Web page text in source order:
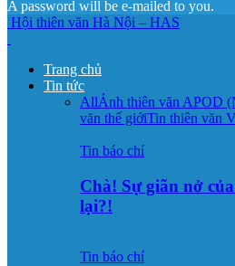
A password will be e-mailed to you.
Hội thiên văn Hà Nội – HAS
Trang chủ
Tin tức
AllẢnh thiên văn APOD
văn thế giớiTin thiên văn
Tin báo chí
Chà! Sự giãn nở
lại?!
Tin báo chí